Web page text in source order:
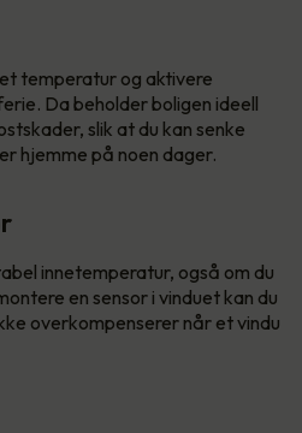
temperatur og aktivere
Da beholder boligen ideell
slik at du kan senke
hjemme på noen dager.
innetemperatur, også om du
en sensor i vinduet kan du
overkompenserer når et vindu